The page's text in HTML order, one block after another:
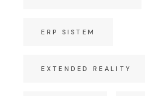
ERP SISTEM
EXTENDED REALITY